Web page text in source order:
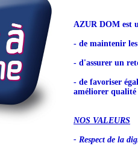
AZUR DOM est
- de maintenir les
- d'assurer un
- de favoriser
améliorer
NOS VALEURS
- Respect de la